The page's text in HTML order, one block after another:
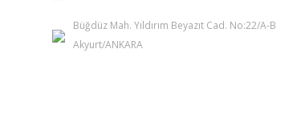
Büğdüz Mah. Yıldırım Beyazıt Cad. No:22/A-B
Akyurt/ANKARA